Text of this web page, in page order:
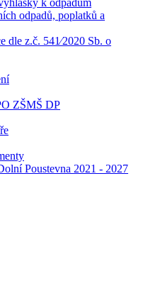
k odpadům
odpadů, poplatků a
dle z.č. 541⁄2020 Sb. o
ZŠMŠ DP
Poustevna 2021 - 2027